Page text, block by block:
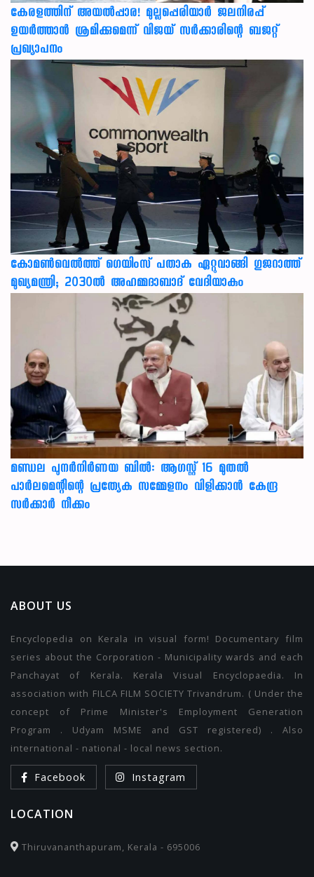
കേരളത്തിന് അ‌യൽപ്പാര! മുല്ലപ്പെരിയാർ ജലനിരപ്പ്
ഉയർത്താൻ ശ്രമിക്കുമെന്ന് വിജയ് സർക്കാരിന്റെ ബജറ്റ്
പ്രഖ്യാപനം
കോമൺവെൽത്ത് ഗെയിംസ് പതാക ഏറ്റുവാങ്ങി ഗുജറാത്ത്
മുഖ്യമന്ത്രി; 2030ൽ അഹമ്മദാബാദ് വേദിയാകും
മണ്ഡല പുനർനിർണയ ബിൽ: ആഗസ്റ്റ് 16 മുതൽ
പാർലമെന്റിന്റെ പ്രത്യേക സമ്മേളനം വിളിക്കാൻ കേന്ദ്ര
സർക്കാർ നീക്കം
ABOUT US
Encyclopedia on Kerala in visual form! Documentary film
series about the Corporation - Municipality wards and each
Panchayat of Kerala. Kerala Visual Encyclopaedia. In
association with FILCA FILM SOCIETY Trivandrum. ( Under the
concept of Prime Minister's Employment Generation
Program . Udyam MSME and GST registered) . Also
international - national - local news section.
Facebook Instagram
LOCATION
Thiruvananthapuram, Kerala - 695006